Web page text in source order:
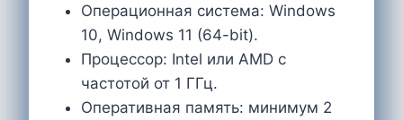
Операционная система: Windows
10, Windows 11 (64-bit).
Процессор: Intel или AMD с
частотой от 1 ГГц.
Оперативная память: минимум 2